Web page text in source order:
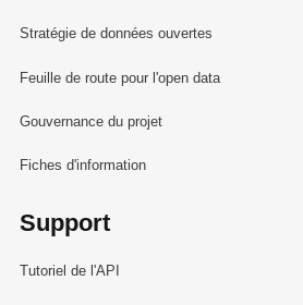
Stratégie de données ouvertes
Feuille de route pour l'open data
Gouvernance du projet
Fiches d'information
Support
Tutoriel de l'API